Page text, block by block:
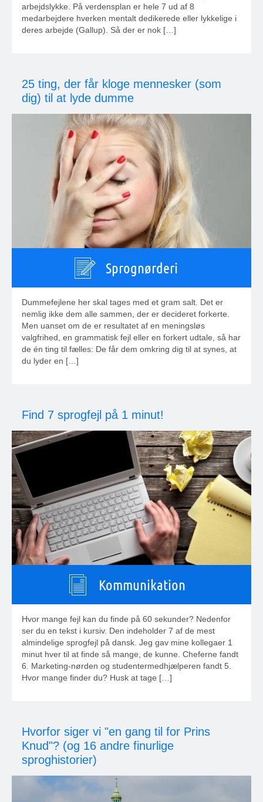
arbejdslykke. På verdensplan er hele 7 ud af 8
medarbejdere hverken mentalt dedikerede eller lykkelige i
deres arbejde (Gallup). Så der er nok […]
25 ting, der får kloge mennesker (som
dig) til at lyde dumme
Sprognørderi
Dummefejlene her skal tages med et gram salt. Det er
nemlig ikke dem alle sammen, der er decideret forkerte.
Men uanset om de er resultatet af en meningsløs
valgfrihed, en grammatisk fejl eller en forkert udtale, så har
de én ting til fælles: De får dem omkring dig til at synes, at
du lyder en […]
Find 7 sprogfejl på 1 minut!
Kommunikation
Hvor mange fejl kan du finde på 60 sekunder? Nedenfor
ser du en tekst i kursiv. Den indeholder 7 af de mest
almindelige sprogfejl på dansk. Jeg gav mine kollegaer 1
minut hver til at finde så mange, de kunne. Cheferne fandt
6. Marketing-nørden og studentermedhjælperen fandt 5.
Hvor mange finder du? Husk at tage […]
Hvorfor siger vi "en gang til for Prins
Knud"? (og 16 andre finurlige
sproghistorier)